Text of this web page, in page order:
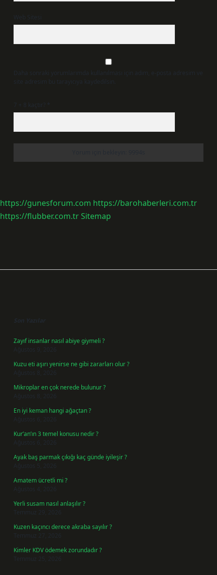
Web Sitesi
Daha sonraki yorumlarımda kullanılması için adım, e-posta adresim ve
site adresim bu tarayıcıya kaydedilsin.
7 + 8 kaçtır? *
https://gunesforum.com https://barohaberleri.com.tr
https://flubber.com.trSitemap
Son Yazılar
Zayıf insanlar nasıl abiye giymeli ?
Ağustos 9, 2026
Kuzu eti aşırı yenirse ne gibi zararları olur ?
Ağustos 8, 2026
Mikroplar en çok nerede bulunur ?
Ağustos 8, 2026
En iyi keman hangi ağaçtan ?
Ağustos 6, 2026
Kur’an’ın 3 temel konusu nedir ?
Ağustos 6, 2026
Ayak baş parmak çıkığı kaç günde iyileşir ?
Ağustos 5, 2026
Amatem ücretli mi ?
Ağustos 4, 2026
Yerli susam nasıl anlaşılır ?
Temmuz 29, 2026
Kuzen kaçıncı derece akraba sayılır ?
Temmuz 27, 2026
Kimler KDV ödemek zorundadır ?
Temmuz 25, 2026